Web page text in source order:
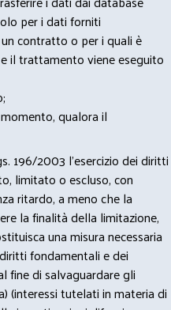
per i dati forniti
contratto o per i quali è
il trattamento viene eseguito
qualora il
196/2003 l’esercizio dei diritti
limitato o escluso, con
ritardo, a meno che la
la finalità della limitazione,
una misura necessaria
fondamentali e dei
fine di salvaguardare gli
(interessi tutelati in materia di